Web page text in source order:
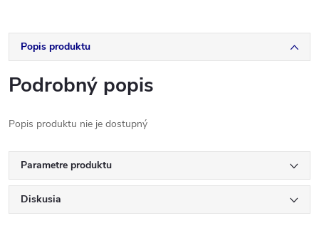
Popis produktu
Podrobný popis
Popis produktu nie je dostupný
Parametre produktu
Diskusia